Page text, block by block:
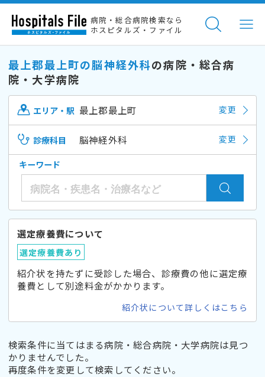
病院・総合病院検索なら
ホスピタルズ・ファイル
最上郡最上町の脳神経外科の病院・総合病
院・大学病院
エリア・駅 最上郡最上町 変更
診療科目 脳神経外科 変更
キーワード
選定療養費について
選定療養費あり
紹介状を持たずに受診した場合、診療費の他に選定療
養費として別途料金がかかります。
紹介状について詳しくはこちら
検索条件に当てはまる病院・総合病院・大学病院は見つ
かりませんでした。
再度条件を変更して検索してください。